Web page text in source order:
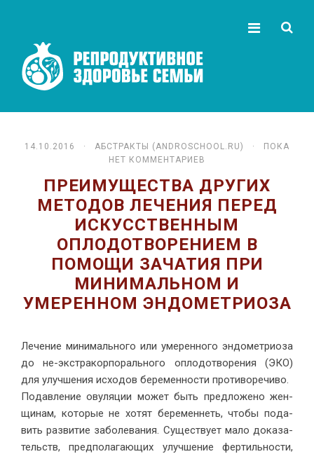
14.10.2016 · АБСТРАКТЫ (ANDROSCHOOL.RU)
· ПОКА
НЕТ КОММЕНТАРИЕВ
ПРЕИМУЩЕСТВА ДРУГИХ
МЕТОДОВ ЛЕЧЕНИЯ ПЕРЕД
ИСКУССТВЕННЫМ
ОПЛОДОТВОРЕНИЕМ В
ПОМОЩИ ЗАЧАТИЯ ПРИ
МИНИМАЛЬНОМ И
УМЕРЕННОМ ЭНДОМЕТРИОЗА
Ле­че­ние ми­ни­маль­но­го или уме­рен­но­го эн­до­мет­ри­оза
до не-экс­тра­кор­по­раль­но­го опло­до­тво­ре­ния (ЭКО)
для улуч­ше­ния ис­хо­дов бе­ре­мен­но­сти про­ти­во­речиво.
По­дав­ле­ние ову­ля­ции мо­жет быть пред­ло­же­но жен­
щи­нам, ко­то­рые не хо­тят бе­ре­мен­неть, чтобы по­да­
вить раз­ви­тие за­боле­ва­ния. Су­ще­ству­ет ма­ло до­ка­за­
тельств, пред­по­ла­га­ю­щих улуч­ше­ние фер­тиль­но­сти,